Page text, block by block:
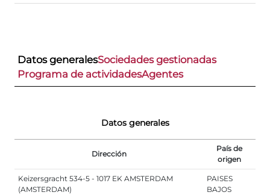
Datos generalesSociedades gestionadas
Programa de actividadesAgentes
Datos generales
Dirección
País de
origen
Keizersgracht 534-5 - 1017 EK AMSTERDAM
(AMSTERDAM)
PAISES
BAJOS